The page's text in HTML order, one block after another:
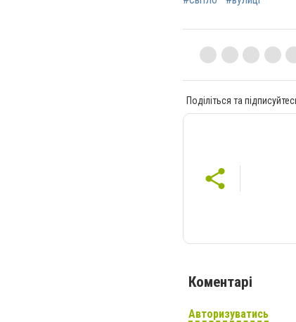
Поділіться та
Коментарі
Авторизуватись